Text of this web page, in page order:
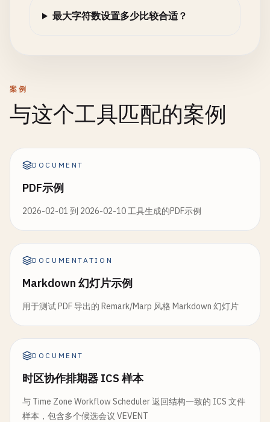
最大字符数设置多少比较合适？
案例
与这个工具匹配的案例
DOCUMENT
PDF示例
2026-02-01 到 2026-02-10 工具生成的PDF示例
DOCUMENTATION
Markdown 幻灯片示例
用于测试 PDF 导出的 Remark/Marp 风格 Markdown 幻灯片
DOCUMENT
时区协作排期器 ICS 样本
与 Time Zone Workflow Scheduler 返回结构一致的 ICS 文件
样本，包含多个候选会议 VEVENT